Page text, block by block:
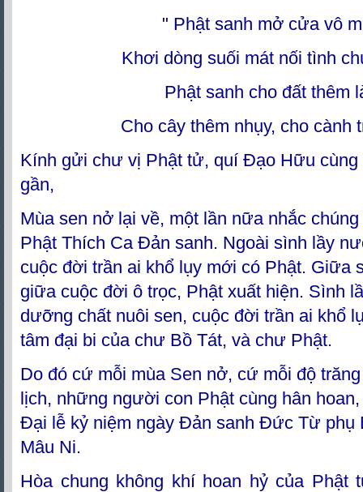
" Phật sanh mở cửa vô
Khơi dòng suối mát nối tình
Phật sanh cho đất thêm
Cho cây thêm nhụy, cho cành
Kính gửi chư vị Phật tử, quí Đạo Hữu cùng
gần,
Mùa sen nở lại về, một lần nữa nhắc
Phật Thích Ca Đản sanh. Ngoài sình lầy
cuộc đời trần ai khổ lụy mới có Phật. Giữa
giữa cuộc đời ô trọc, Phật xuất hiện. Sình
dưỡng chất nuôi sen, cuộc đời trần ai khổ
tâm đại bi của chư Bồ Tát, và chư Phật.
Do đó cứ mỗi mùa Sen nở, cứ mỗi độ
lịch, những người con Phật cùng hân
Đại lễ kỷ niệm ngày Đản sanh Đức Từ phụ
Mâu Ni.
Hòa chung không khí hoan hỷ của